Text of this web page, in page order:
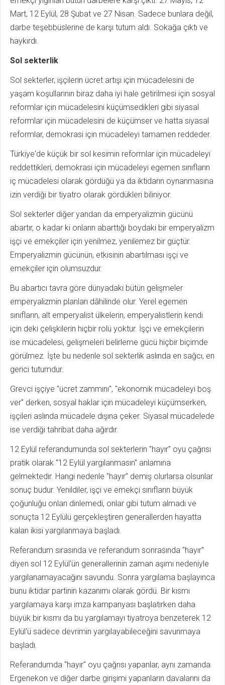
Mart, 12 Eylül, 28 Şubat ve 27 Nisan. Sadece bunlara değil,
darbe teşebbüslerine de karşı tutum aldı. Sokağa çıktı ve
haykırdı.
Sol sekterlik
Sol sekterler, işçilerin ücret artışı için mücadelesini de
yaşam koşullarının biraz daha iyi hale getirilmesi için sosyal
reformlar için mücadelesini küçümsedikleri gibi siyasal
reformlar için mücadelesini de küçümser ve hatta siyasal
reformlar, demokrasi için mücadeleyi tamamen reddeder.
Türkiye'de küçük bir sol kesimin reformlar için mücadeleyi
reddettikleri, demokrasi için mücadeleyi egemen sınıfların
iç mücadelesi olarak gördüğü ya da iktidarın oynanmasına
izin verdiği bir tiyatro olarak gördükleri biliniyor.
Sol sekterler diğer yandan da emperyalizmin gücünü
abartır, o kadar ki onların abarttığı boydaki bir emperyalizm
işçi ve emekçiler için yenilmez, yenilemez bir güçtür.
Emperyalizmin gücünün, etkisinin abartılması işçi ve
emekçiler için olumsuzdur.
Bu abartıcı tavra göre dünyadaki bütün gelişmeler
emperyalizmin planları dâhilinde olur. Yerel egemen
sınıfların, alt emperyalist ülkelerin, emperyalistlerin kendi
için deki çelişkilerin hiçbir rolü yoktur. İşçi ve emekçilerin
ise mücadelesi, gelişmeleri belirleme gücü hiçbir biçimde
görülmez. İşte bu nedenle sol sekterlik aslında en sağcı, en
gerici tutumdur.
Grevci işçiye "ücret zammını", "ekonomik mücadeleyi boş
ver" derken, sosyal haklar için mücadeleyi küçümserken,
işçileri aslında mücadele dışına çeker. Siyasal mücadelede
ise verdiği tahribat daha ağırdır.
12 Eylül referandumunda sol sekterlerin "hayır" oyu çağrısı
pratik olarak "12 Eylül yargılanmasın" anlamına
gelmektedir. Hangi nedenle "hayır" demiş olurlarsa olsunlar
sonuç budur. Yenildiler, işçi ve emekçi sınıfların büyük
çoğunluğu onları dinlemedi, onlar gibi tutum almadı ve
sonuçta 12 Eylülü gerçekleştiren generallerden hayatta
kalan ikisi yargılanmaya başladı.
Referandum sırasında ve referandum sonrasında "hayır"
diyen sol 12 Eylül'ün generallerinin zaman aşımı nedeniyle
yargılanamayacağını savundu. Sonra yargılama başlayınca
bunu iktidar partinin kazanımı olarak gördü. Bir kısmı
yargılamaya karşı imza kampanyası başlatırken daha
büyük bir kısmı da bu yargılamayı tiyatroya benzeterek 12
Eylül'ü sadece devrimin yargılayabileceğini savunmaya
başladı.
Referandumda "hayır" oyu çağrısı yapanlar, aynı zamanda
Ergenekon ve diğer darbe girişimi yapanların davalarını da